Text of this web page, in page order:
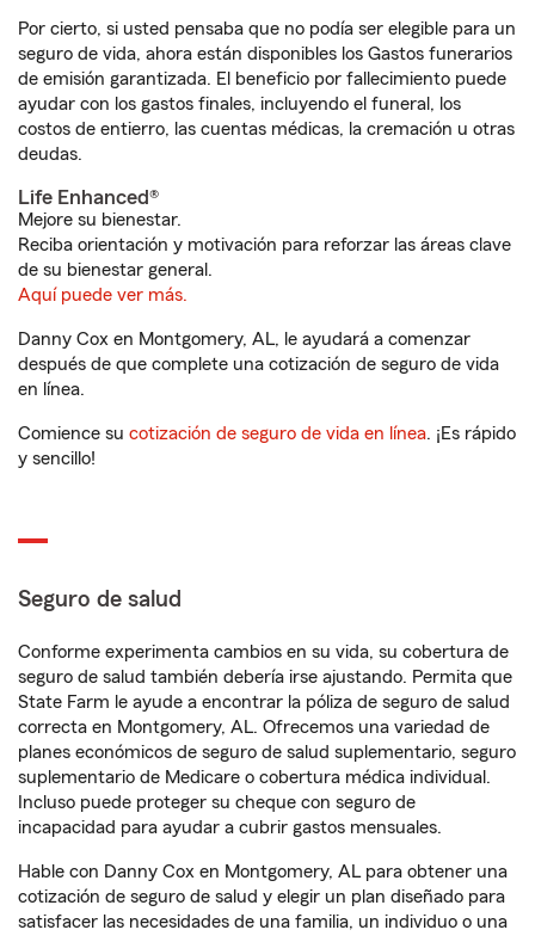
Por cierto, si usted pensaba que no podía ser elegible para un
seguro de vida, ahora están disponibles los Gastos funerarios
de emisión garantizada. El beneficio por fallecimiento puede
ayudar con los gastos finales, incluyendo el funeral, los
costos de entierro, las cuentas médicas, la cremación u otras
deudas.
Life Enhanced®
Mejore su bienestar.
Reciba orientación y motivación para reforzar las áreas clave
de su bienestar general.
Aquí puede ver más.
Danny Cox en Montgomery, AL, le ayudará a comenzar
después de que complete una cotización de seguro de vida
en línea.
Comience su cotización de seguro de vida en línea. ¡Es rápido
y sencillo!
Seguro de salud
Conforme experimenta cambios en su vida, su cobertura de
seguro de salud también debería irse ajustando. Permita que
State Farm le ayude a encontrar la póliza de seguro de salud
correcta en Montgomery, AL. Ofrecemos una variedad de
planes económicos de seguro de salud suplementario, seguro
suplementario de Medicare o cobertura médica individual.
Incluso puede proteger su cheque con seguro de
incapacidad para ayudar a cubrir gastos mensuales.
Hable con Danny Cox en Montgomery, AL para obtener una
cotización de seguro de salud y elegir un plan diseñado para
satisfacer las necesidades de una familia, un individuo o una